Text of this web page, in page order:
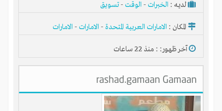
لديـه : الخبرات - الوقت -تسويق
المكان : الامارات العربية المتحدة - الامارات - الامارات
آخر ظهور: : منذ 22 ساعات
rashad.gamaan Gamaan